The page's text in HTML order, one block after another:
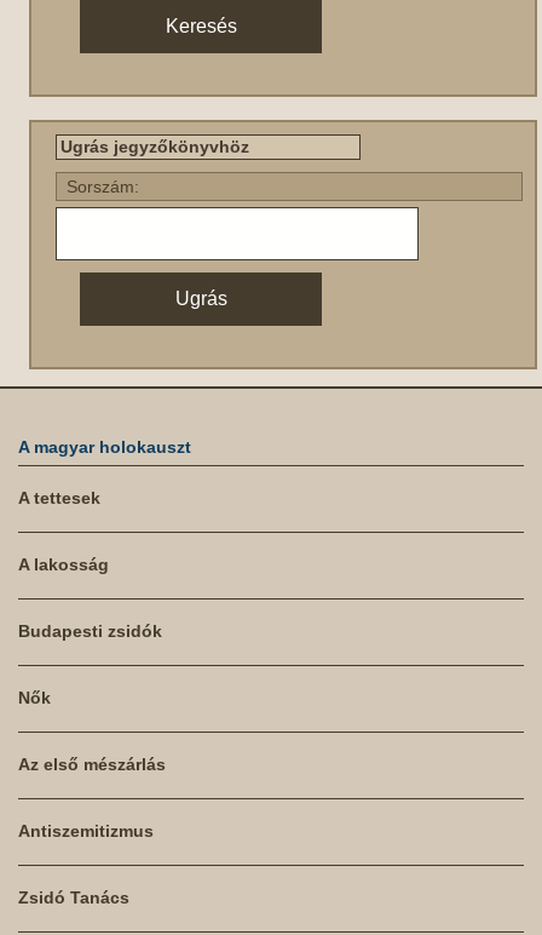
Ugrás jegyzőkönyvhöz
Sorszám:
A magyar holokauszt
A tettesek
A lakosság
Budapesti zsidók
Nők
Az első mészárlás
Antiszemitizmus
Zsidó Tanács